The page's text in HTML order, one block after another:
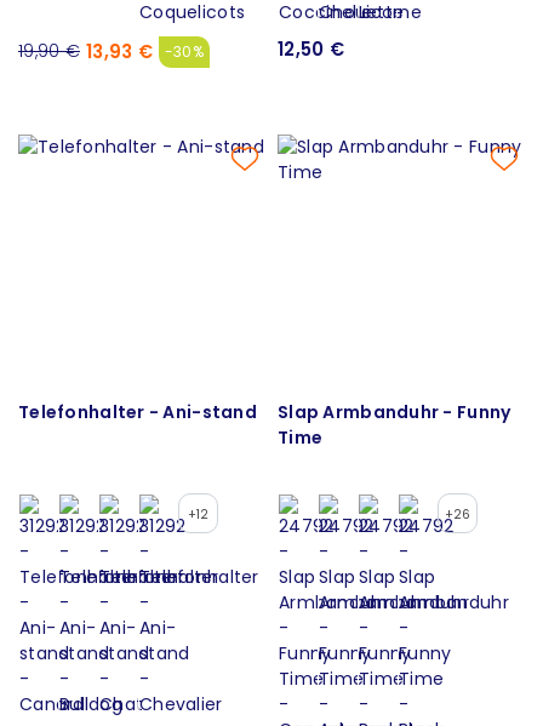
19,90 € 13,93 € -30% 12,50 €
Telefonhalter - Ani-stand
+12
Slap Armbanduhr - Funny
Time
+26